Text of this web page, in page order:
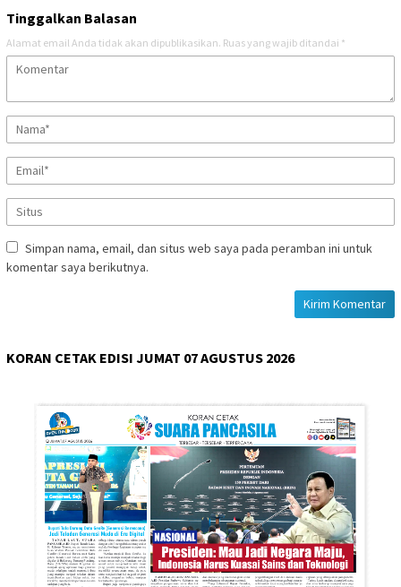
Tinggalkan Balasan
Alamat email Anda tidak akan dipublikasikan. Ruas yang wajib ditandai *
Simpan nama, email, dan situs web saya pada peramban ini untuk
komentar saya berikutnya.
KORAN CETAK EDISI JUMAT 07 AGUSTUS 2026